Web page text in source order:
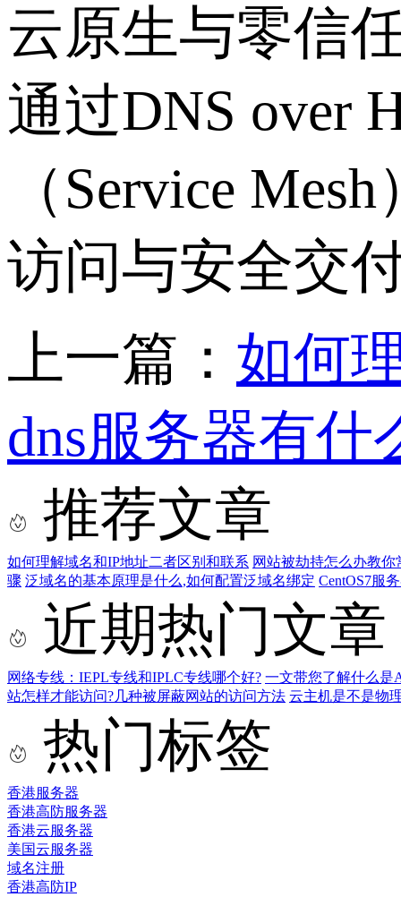
云原生与零信
通过DNS over
（Service Mesh
访问与安全交
上一篇： 如何
dns服务器有什
推荐文章
如何理解域名和IP地址二者区别和联系 网站被劫持怎么办教
骤 泛域名的基本原理是什么,如何配置泛域名绑定 CentOS7服
近期热门文章
网络专线：IEPL专线和IPLC专线哪个好? 一文带您了解什么是
站怎样才能访问?几种被屏蔽网站的访问方法 云主机是不是物
热门标签
香港服务器
香港高防服务器
香港云服务器
美国云服务器
域名注册
香港高防IP